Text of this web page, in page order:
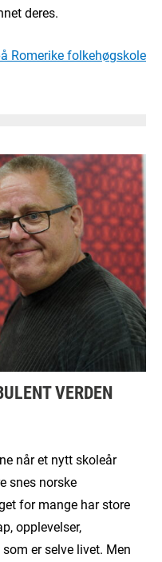
deres.
Romerike folkehøgskole
VERDEN
når et nytt skoleår
snes norske
for mange har store
opplevelser,
er selve livet. Men